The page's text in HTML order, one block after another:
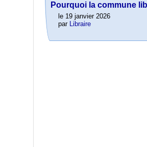
Pourquoi la commune
le 19 janvier 2026
par Libraire